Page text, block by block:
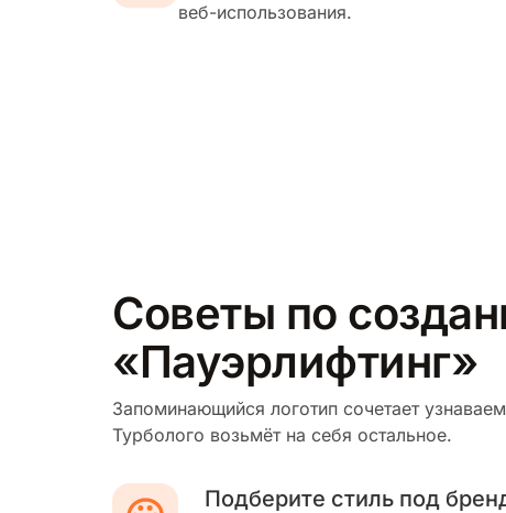
веб-использования.
Советы по
«Пауэрлифтинг»
Запоминающийся логотип сочетает
Турболого возьмёт на себя остальное.
Подберите стиль под